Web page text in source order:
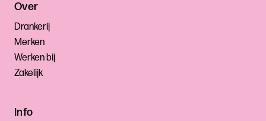
Over
Drankerij
Merken
Werken bij
Zakelijk
Info